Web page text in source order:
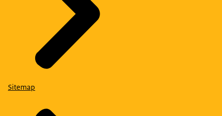
Sitemap